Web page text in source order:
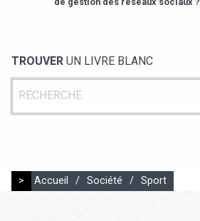
TROUVER UN LIVRE BLANC
> Accueil / Société / Sport